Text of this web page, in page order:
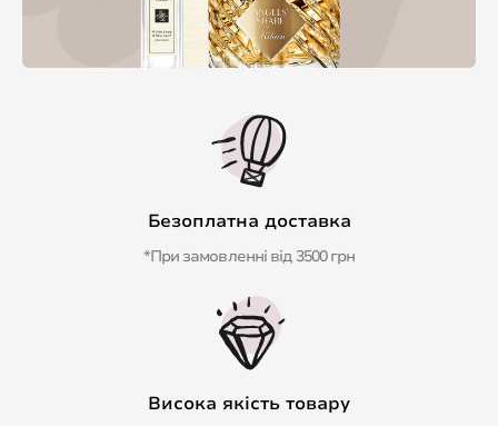
Безоплатна доставка
*При замовленні від 3500 грн
Висока якість товару